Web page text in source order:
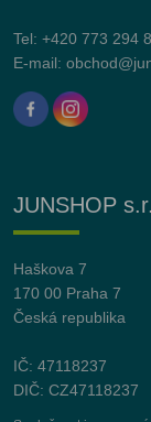
Tel: +420 773 294
E-mail:
JUNSHOP
Haškova 7
170 00 Praha 7
Česká republika
IČ: 47118237
DIČ: CZ47118237